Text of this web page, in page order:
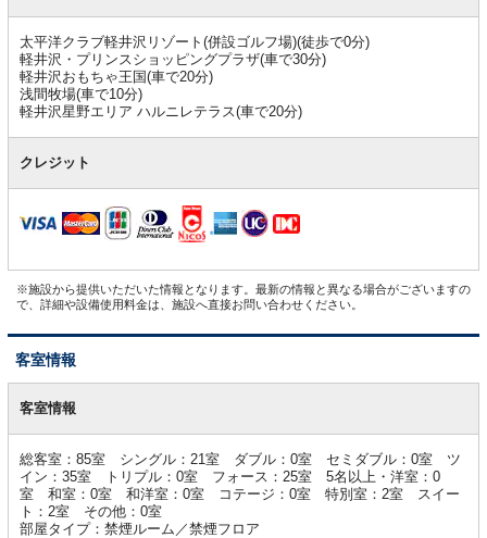
太平洋クラブ軽井沢リゾート(併設ゴルフ場)(徒歩で0分)
軽井沢・プリンスショッピングプラザ(車で30分)
軽井沢おもちゃ王国(車で20分)
浅間牧場(車で10分)
軽井沢星野エリア ハルニレテラス(車で20分)
クレジット
※施設から提供いただいた情報となります。最新の情報と異なる場合がございますの
で、詳細や設備使用料金は、施設へ直接お問い合わせください。
客室情報
室客室情報
総客室：85室 シングル：21室 ダブル：0室 セミダブル：0室 ツ
イン：35室 トリプル：0室 フォース：25室 5名以上・洋室：0
室 和室：0室 和洋室：0室 コテージ：0室 特別室：2室 スイー
ト：2室 その他：0室
部屋タイプ：禁煙ルーム／禁煙フロア